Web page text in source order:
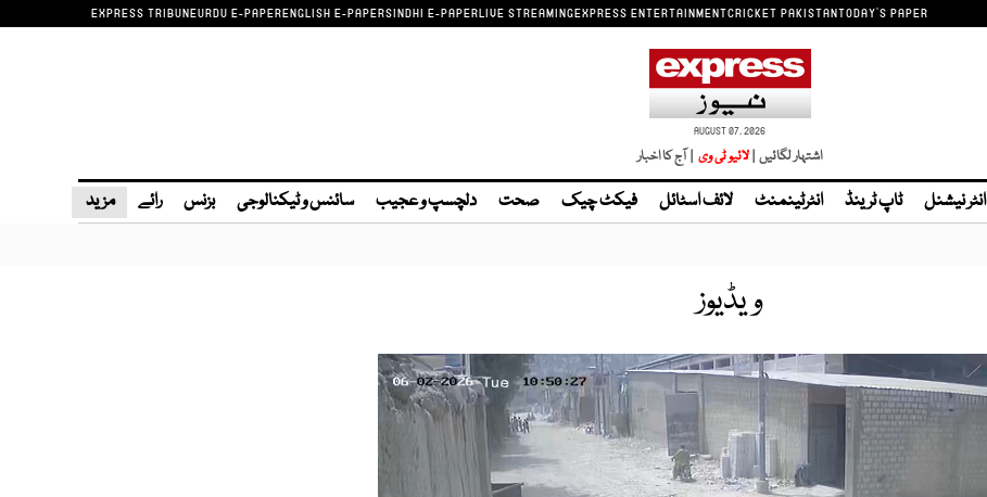
EXPRESS TRIBUNEURDU E-PAPERENGLISH E-PAPERSINDHI E-PAPERLIVE STREAMINGEXPRESS ENTERTAINMENTCRICKET PAKISTANTODAY'S PAPER
AUGUST 07, 2026
اشتہار لگائیں | | آج کا اخبار
انٹر نیشنل ٹاپ ٹرینڈ انٹرٹینمنٹ لائف اسٹائل فیکٹ چیک صحت دلچسپ و عجیب سائنس و ٹیکنالوجی بزنس رائے مزید
ویڈیوز